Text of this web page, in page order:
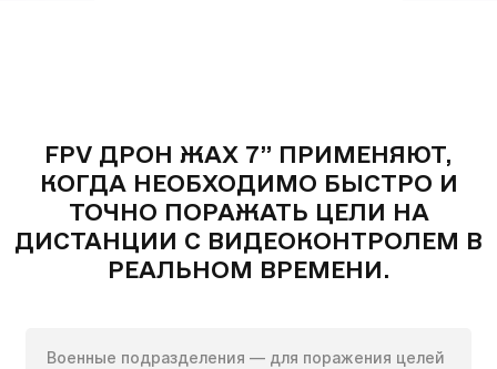
FPV ДРОН ЖАХ 7” ПРИМЕНЯЮТ,
КОГДА НЕОБХОДИМО БЫСТРО И
ТОЧНО ПОРАЖАТЬ ЦЕЛИ НА
ДИСТАНЦИИ С ВИДЕОКОНТРОЛЕМ В
РЕАЛЬНОМ ВРЕМЕНИ.
Военные подразделения — для поражения целей
годин
Чтобы не ждать, вы можете связаться с нами, нажав
на кнопку телефона.
+3806 3 Показати номер
Получить цену без НДС
при наличии сертификата конечного
потребителя